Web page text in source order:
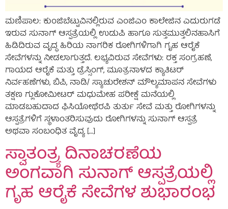
ಮಣಿಪಾಲ: ಕುಂಜಿಬೆಟ್ಟುವಿನಲ್ಲಿರುವ ಎಂಜಿಎಂ ಕಾಲೇಜಿನ ಎದುರುಗಡೆ
ಇರುವ ಸುನಾಗ್ ಆಸ್ಪತ್ರೆಯಲ್ಲಿ ಉಡುಪಿ ಹಾಗೂ ಸುತ್ತಮುತ್ತಲಿನಹಾಸಿಗೆ
ಹಿಡಿದಿರುವ ವೃದ್ಧ ಹಿರಿಯ ನಾಗರಿಕ ರೋಗಿಗಳಿಗಾಗಿ ಗೃಹ ಆರೈಕೆ
ಸೇವೆಗಳನ್ನು ನೀಡಲಾಗುತ್ತದೆ. ಲಭ್ಯವಿರುವ ಸೇವೆಗಳು: ರಕ್ತ ಸಂಗ್ರಹಣೆ,
ಗಾಯದ ಆರೈಕೆ ಮತ್ತು ಡ್ರೆಸ್ಸಿಂಗ್, ಮೂತ್ರನಾಳದ ಕ್ಯಾತಿಟರ್
ನಿರ್ವಹಣೆಗಳು, ಬಿಪಿ, ನಾಡಿ/ ಸ್ಯಾಚುರೇಶನ್ ಮೌಲ್ಯಮಾಪನ ಸೇವೆಗಳು
ತಕ್ಷಣ ಗ್ಲುಕೋಮೀಟರ್ ಮಧುಮೇಹ ಪರೀಕ್ಷೆ ಮನೆಯಲ್ಲಿ
ಮಾಡಬಹುದಾದ ಫಿಸಿಯೋಥೆರಪಿ ತುರ್ತು ಸೇವೆ ಮತ್ತು ರೋಗಿಗಳನ್ನು
ಆಸ್ಪತ್ರೆಗಳಿಗೆ ಸ್ಥಳಾಂತರಿಸುವುದು ರೋಗಿಗಳನ್ನು ಸುನಾಗ್ ಆಸ್ಪತ್ರೆ
ಅಥವಾ ಸಂಬಂಧಿತ ವೈದ್ಯ […]
ಸ್ವಾತಂತ್ರ್ಯ ದಿನಾಚರಣೆಯ
ಅಂಗವಾಗಿ ಸುನಾಗ್ ಆಸ್ಪತ್ರೆಯಲ್ಲಿ
ಗೃಹ ಆರೈಕೆ ಸೇವೆಗಳ ಶುಭಾರಂಭ